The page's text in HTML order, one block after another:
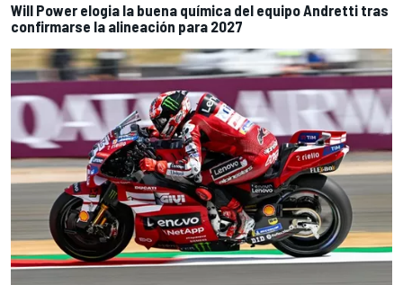
Will Power elogia la buena química del equipo Andretti tras
confirmarse la alineación para 2027